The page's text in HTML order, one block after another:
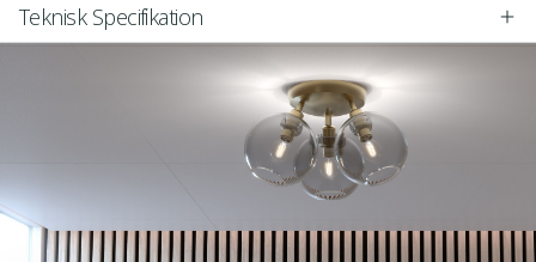
Teknisk Specifikation